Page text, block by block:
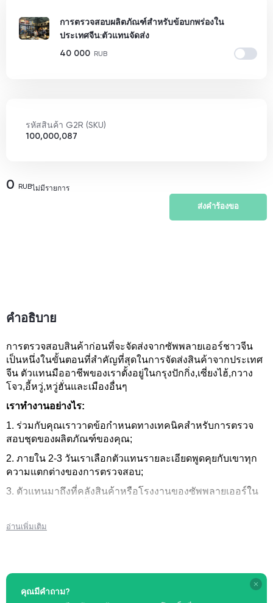
การตรวจสอบผลิตภัณฑ์สำหรับข้อบกพร่องใน
ประเทศจีน:ตัวแทนจัดส่ง
40 000 RUB
รหัสสินค้า G2R (SKU)
100,000,087
0 RUB ไม่มีรายการ
ส่งคำร้องขอ
คำอธิบาย
การตรวจสอบสินค้าก่อนที่จะจัดส่งจากซัพพลายเออร์ชาวจีน
เป็นหนึ่งในขั้นตอนที่สำคัญที่สุดในการจัดส่งสินค้าจากประเทศ
จีน ตัวแทนมืออาชีพของเราตั้งอยู่ในกรุงปักกิ่ง,เซี่ยงไฮ้,กวาง
โจว,อี้หวู่,หวู่ฮั่นและเมืองอื่นๆ
เราทำงานอย่างไร:
1. ร่วมกับคุณเราวาดข้อกำหนดทางเทคนิคสำหรับการตรวจ
สอบชุดของผลิตภัณฑ์ของคุณ;
2. ภายใน 2-3 วันเราเลือกตัวแทนรายละเอียดพูดคุยกับเขาทุก
ความแตกต่างของการตรวจสอบ;
3. ตัวแทนมาถึงที่คลังสินค้าหรือโรงงานของซัพพลายเออร์ใน
*ค่าใช้จ่ายในการทำงานจะแสดงเป็นเวลา 1 วันทำการ 8
ชั่วโมง
อ่านเพิ่มเติม
คุณมีคำถาม?